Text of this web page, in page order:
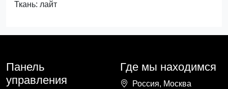
Ткань: лайт
Панель
управления
Где мы находимся
Россия, Москва